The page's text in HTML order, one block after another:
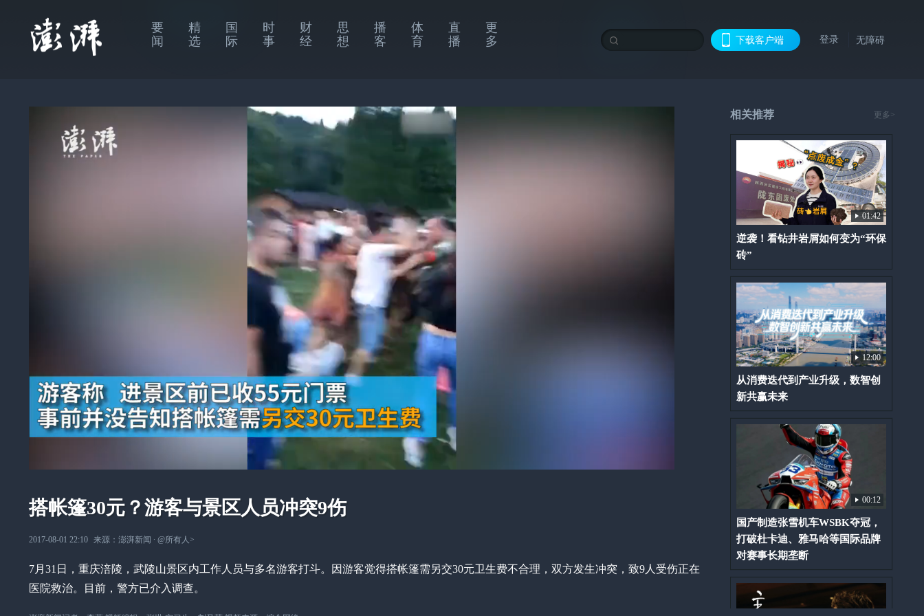
要
闻
精
选
国
际
时
事
财
经
思
想
播
客
体
育
直
播
更
多
下载客户端 登录 无障碍
搭帐篷30元？游客与景区人员冲突9伤
2017-08-01 22:10 来源： 澎湃新闻 ∙ @所有人 >
7月31日，重庆涪陵，武陵山景区内工作人员与多名游客打斗。因游客觉得搭帐篷需另交30元卫生费不合理，双方发生冲突，致9人受伤正在
医院救治。目前，警方已介入调查。
相关推荐 更多>
01:42
逆袭！看钻井岩屑如何变为“环保
砖”
12:00
从消费迭代到产业升级，数智创
新共赢未来
00:12
国产制造张雪机车WSBK夺冠，
打破杜卡迪、雅马哈等国际品牌
对赛事长期垄断